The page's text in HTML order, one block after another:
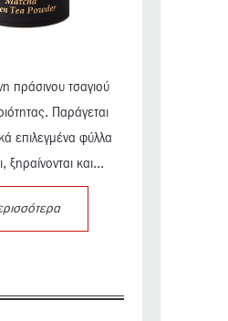
πράσινου τσαγιού
Παράγεται
επιλεγμένα φύλλα
ξηραίνονται και...